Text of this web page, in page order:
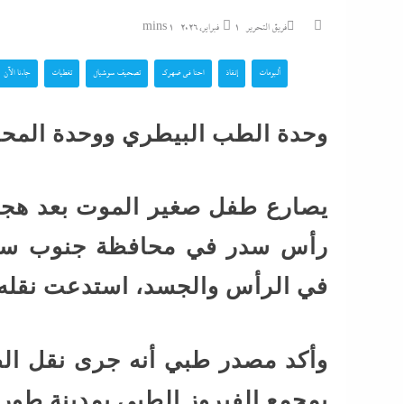
تزامنا مع توسيعها الاحتلال في...
“اللاونج الملكي”
شيرين تحطم أرقام...
كل الملفات التى
فريق التحرير 1 فبراير، 2026 1 mins
ألبومات إنقاذ احنا في ضهرك تصحيف سوشيال تغطيات جاءنا الآن
وحدة الطب البيطري ووحدة
يصارع طفل صغير الموت بعد
رأس سدر في محافظة جنوب
في الرأس والجسد، استدعت
وأكد مصدر طبي أنه جرى نقل